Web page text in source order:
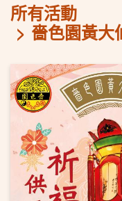
所有活動
嗇色園黃大